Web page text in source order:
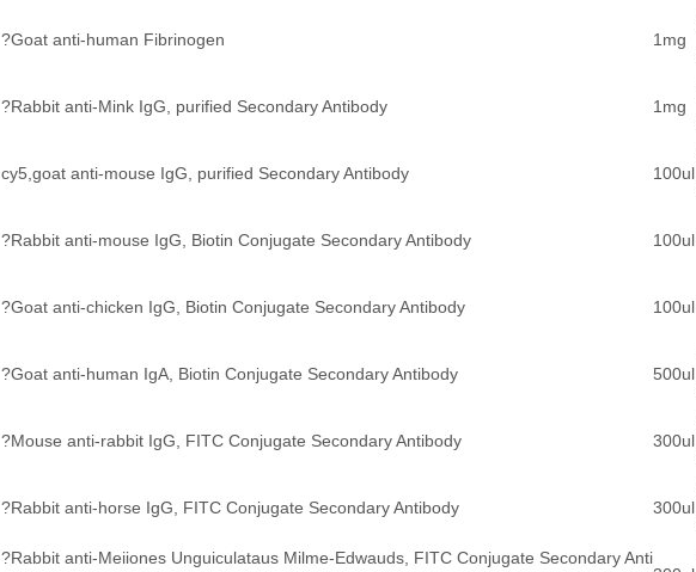
?Goat anti-human Fibrinogen 1mg
?Rabbit anti-Mink IgG, purified Secondary Antibody 1mg
cy5,goat anti-mouse IgG, purified Secondary Antibody 100ul
?Rabbit anti-mouse IgG, Biotin Conjugate Secondary Antibody 100ul
?Goat anti-chicken IgG, Biotin Conjugate Secondary Antibody 100ul
?Goat anti-human IgA, Biotin Conjugate Secondary Antibody 500ul
?Mouse anti-rabbit IgG, FITC Conjugate Secondary Antibody 300ul
?Rabbit anti-horse IgG, FITC Conjugate Secondary Antibody 300ul
?Rabbit anti-Meiiones Unguiculataus Milme-Edwauds, FITC Conjugate Secondary Anti